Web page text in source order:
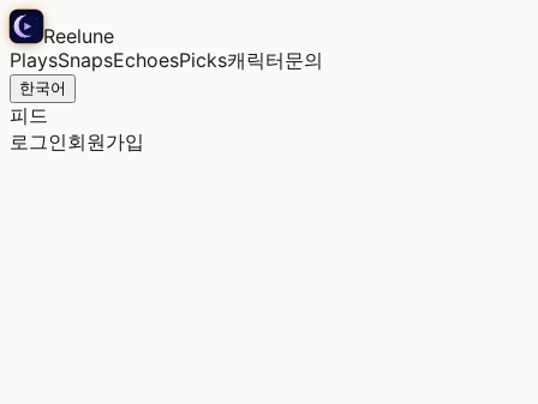
Reelune
PlaysSnapsEchoesPicks캐릭터문의
한국어
피드
로그인회원가입